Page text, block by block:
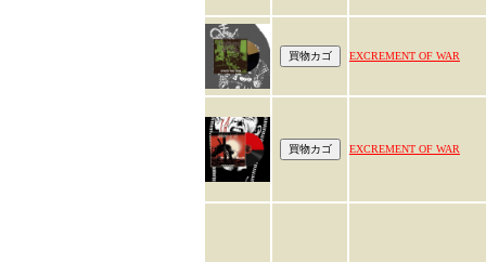
EXCREMENT OF WAR
EXCREMENT OF WAR